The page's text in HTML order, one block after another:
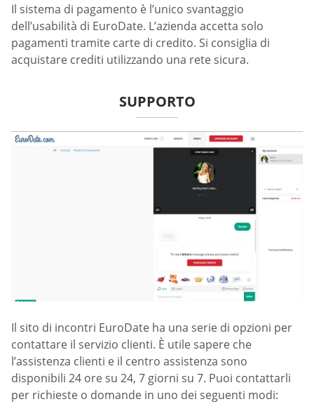
Il sistema di pagamento è l’unico svantaggio
dell’usabilità di EuroDate. L’azienda accetta solo
pagamenti tramite carte di credito. Si consiglia di
acquistare crediti utilizzando una rete sicura.
SUPPORTO
Il sito di incontri EuroDate ha una serie di opzioni per
contattare il servizio clienti. È utile sapere che
l’assistenza clienti e il centro assistenza sono
disponibili 24 ore su 24, 7 giorni su 7. Puoi contattarli
per richieste o domande in uno dei seguenti modi: